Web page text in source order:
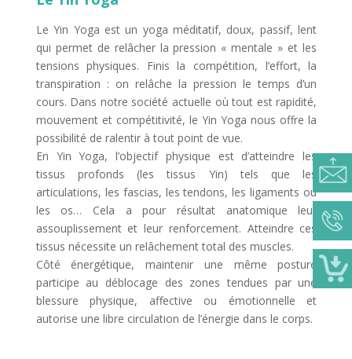
Le Yin Yoga est un yoga méditatif, doux, passif, lent
qui permet de relâcher la pression « mentale » et les
tensions physiques. Finis la compétition, l’effort, la
transpiration : on relâche la pression le temps d’un
cours. Dans notre société actuelle où tout est rapidité,
mouvement et compétitivité, le Yin Yoga nous offre la
possibilité de ralentir à tout point de vue.
En Yin Yoga, l’objectif physique est d’atteindre les
tissus profonds (les tissus Yin) tels que les
articulations, les fascias, les tendons, les ligaments ou
les os… Cela a pour résultat anatomique leur
assouplissement et leur renforcement. Atteindre ces
tissus nécessite un relâchement total des muscles.
Côté énergétique, maintenir une même posture
participe au déblocage des zones tendues par une
blessure physique, affective ou émotionnelle et
autorise une libre circulation de l’énergie dans le corps.